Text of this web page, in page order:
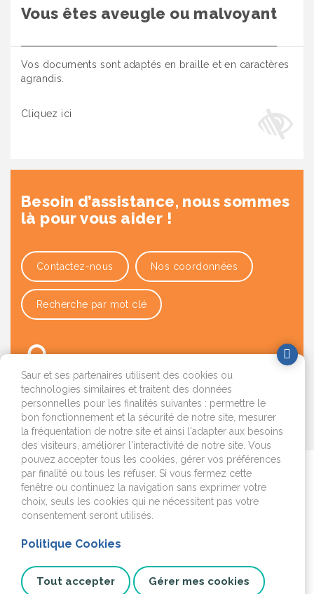
Vous êtes aveugle ou malvoyant
Vos documents sont adaptés en braille et en caractères
agrandis.
Cliquez ici
Besoin d’assistance, nous sommes
là pour vous aider !
Contactez-nous Nos coordonnées
Recherche par mot clé
OK
Je déménage
J'emménage ou je fais
installation
Saur et ses partenaires utilisent des cookies ou
technologies similaires et traitent des données
personnelles pour les finalités suivantes : permettre le
bon fonctionnement et la sécurité de notre site, mesurer
la fréquentation de notre site et ainsi l'adapter aux besoins
des visiteurs, améliorer l'interactivité de notre site. Vous
pouvez accepter tous les cookies, gérer vos préférences
par finalité ou tous les refuser. Si vous fermez cette
fenêtre ou continuez la navigation sans exprimer votre
choix, seuls les cookies qui ne nécessitent pas votre
consentement seront utilisés.
Politique Cookies
Tout accepter Gérer mes cookies